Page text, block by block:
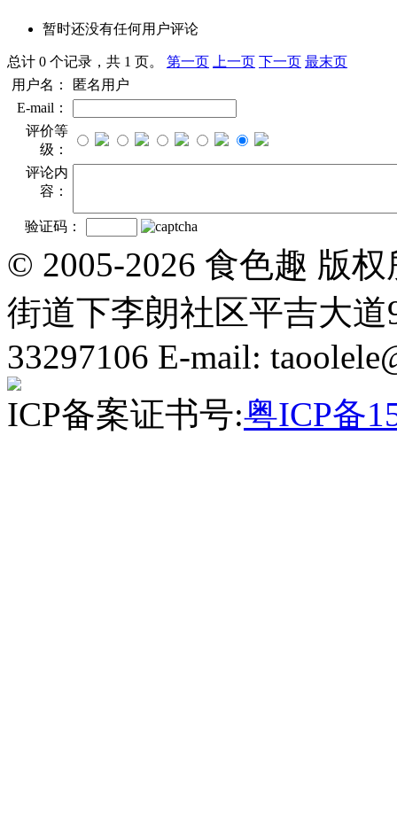
暂时还没有任何用户评论
总计 0 个记录，共 1 页。 第一页 上一页 下一页 最末页
用户名：
匿名用户
E-mail：
评价等
级：
评论内
容：
验证码：
© 2005-2026 食色趣 版
街道下李朗社区平吉大道
33297106 E-mail:
ICP备案证书号:粤ICP备